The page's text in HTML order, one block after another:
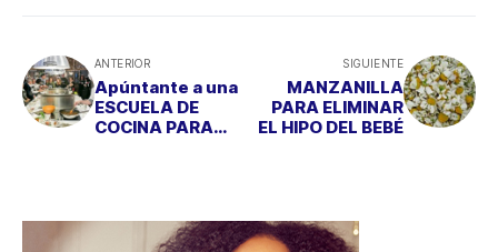
ANTERIOR
Apúntante a una
ESCUELA DE
COCINA PARA
SIGUIENTE
MANZANILLA
PARA ELIMINAR
EL HIPO DEL BEBÉ